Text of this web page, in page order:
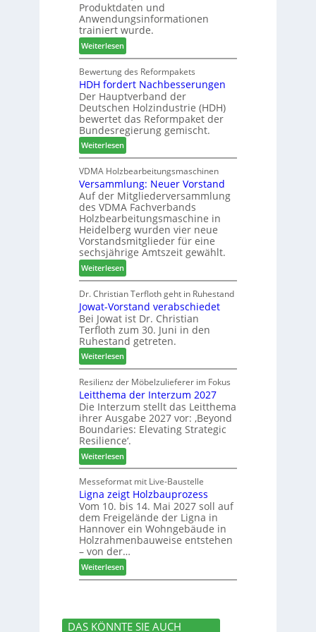
r
b
i
n
e
r
s
w
o
c
h
e
n
2
0
2
6
m
e
l
d
e
t
B
e
s
u
c
h
e
r
z
a
h
l
e
n
Produktdaten und
Anwendungsinformationen
trainiert wurde.
Weiterlesen:
C
h
a
t
b
o
t
h
i
l
t
b
e
i
P
r
o
u
k
t
s
u
c
e
Bewertung des Reformpakets
HDH fordert Nachbesserungen
Der Hauptverband der
Deutschen Holzindustrie (HDH)
bewertet das Reformpaket der
Bundesregierung gemischt.
Weiterlesen:
H
D
H
f
o
r
d
e
r
t
N
a
c
h
b
e
s
s
e
r
u
n
g
e
n
VDMA Holzbearbeitungsmaschinen
Versammlung: Neuer Vorstand
Auf der Mitgliederversammlung
des VDMA Fachverbands
Holzbearbeitungsmaschine in
Heidelberg wurden vier neue
Vorstandsmitglieder für eine
sechsjährige Amtszeit gewählt.
Weiterlesen:
V
e
r
s
a
m
m
l
u
n
g
:
N
e
u
e
r
V
o
r
t
a
n
d
Dr. Christian Terfloth geht in Ruhestand
Jowat-Vorstand verabschiedet
Bei Jowat ist Dr. Christian
Terfloth zum 30. Juni in den
Ruhestand getreten.
Weiterlesen:
J
o
w
a
t
-
V
o
r
s
t
a
n
d
v
e
r
a
c
Resilienz der Möbelzulieferer im Fokus
Leitthema der Interzum 2027
Die Interzum stellt das Leitthema
ihrer Ausgabe 2027 vor: ‚Beyond
Boundaries: Elevating Strategic
Resilience‘.
Weiterlesen:
L
e
i
t
t
h
e
m
a
d
I
Messeformat mit Live-Baustelle
Ligna zeigt Holzbauprozess
Vom 10. bis 14. Mai 2027 soll auf
dem Freigelände der Ligna in
Hannover ein Wohngebäude in
Holzrahmenbauweise entstehen
– von der…
Weiterlesen:
L
n
a
DAS KÖNNTE SIE AUCH